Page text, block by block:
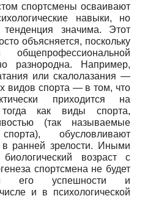
спортсмены осваивают
навыки, но
значима. Этот
объясняется, поскольку
разнородна. Например,
или скалолазания —
видов спорта — в том, что
приходится на
как виды спорта,
(так называемые
обусловливают
в ранней зрелости. Иными
возраст с
спортсмена не будет
его успешности и
и в психологической